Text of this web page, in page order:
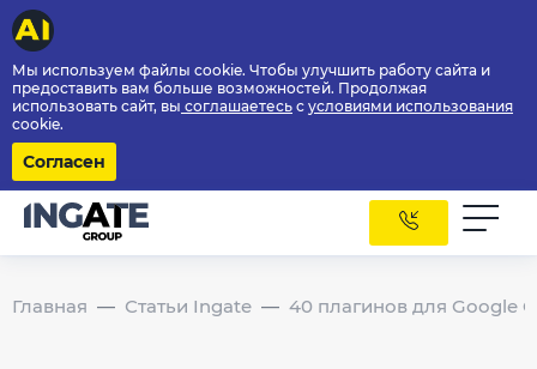
Мы используем файлы cookie. Чтобы улучшить работу сайта и
предоставить вам больше возможностей. Продолжая
использовать сайт, вы соглашаетесь с условиями использования
cookie.
Согласен
Главная Статьи Ingate 40 плагинов для Google